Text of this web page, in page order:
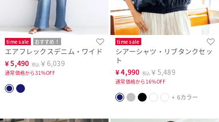
time sale おすすめ！
エアフレックスデニム・ワイド
¥5,490 税込 ￥6,039
通常価格から31%OFF
time sale
シアーシャツ・リブタンクセッ
ト
¥4,990 税込 ￥5,489
通常価格から16%OFF
+ 6カラー